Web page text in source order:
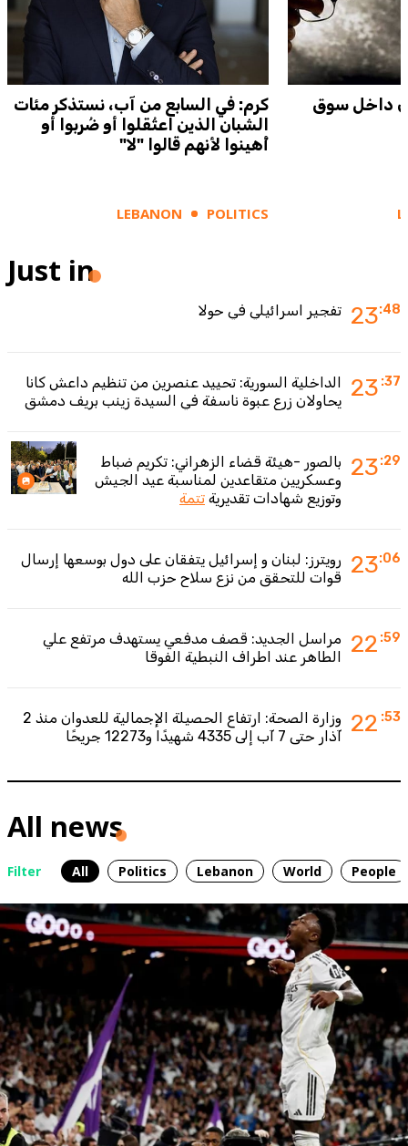
كرم: في السابع من آب، نستذكر مئات
الشبان الذين اعتُقلوا أو ضُربوا أو
أُهينوا لأنهم قالوا "لا"
LEBANON POLITICS
داخل سوق
Just in
23:48 تفجير اسرائيلي في حولا
23 :37
الداخلية السورية: تحييد عنصرين من تنظيم داعش كانا
يحاولان زرع عبوة ناسفة في السيدة زينب بريف دمشق
23:29
بالصور -هيئة قضاء الزهراني: تكريم ضباط
وعسكريين متقاعدين لمناسبة عيد الجيش
وتوزيع شهادات تقديرية تتمة
23:06
رويترز: لبنان و إسرائيل يتفقان على دول بوسعها إرسال
قوات للتحقق من نزع سلاح حزب الله
22 :59
مراسل الجديد: قصف مدفعي يستهدف مرتفع علي
الطاهر عند اطراف النبطية الفوقا
22 :53
وزارة الصحة: ارتفاع الحصيلة الإجمالية للعدوان منذ 2
آذار حتى 7 آب إلى 4335 شهيدًا و12273 جريحًا
All news
Filter All Politics Lebanon World People